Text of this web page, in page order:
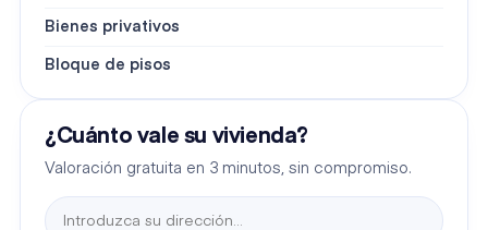
Bienes privativos
Bloque de pisos
¿Cuánto vale su vivienda?
Valoración gratuita en 3 minutos, sin compromiso.